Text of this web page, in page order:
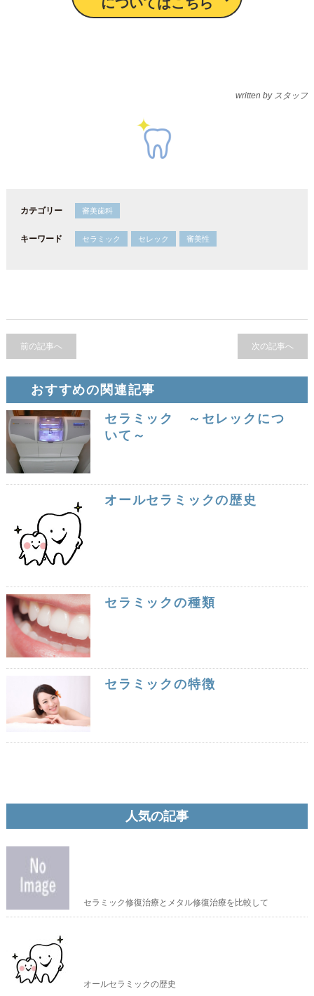
written by スタッフ
カテゴリー 審美歯科
キーワード セラミック セレック 審美性
前の記事へ 次の記事へ
おすすめの関連記事
セラミック ～セレックにつ
いて～
オールセラミックの歴史
セラミックの種類
セラミックの特徴
人気の記事
セラミック修復治療とメタル修復治療を比較して
オールセラミックの歴史